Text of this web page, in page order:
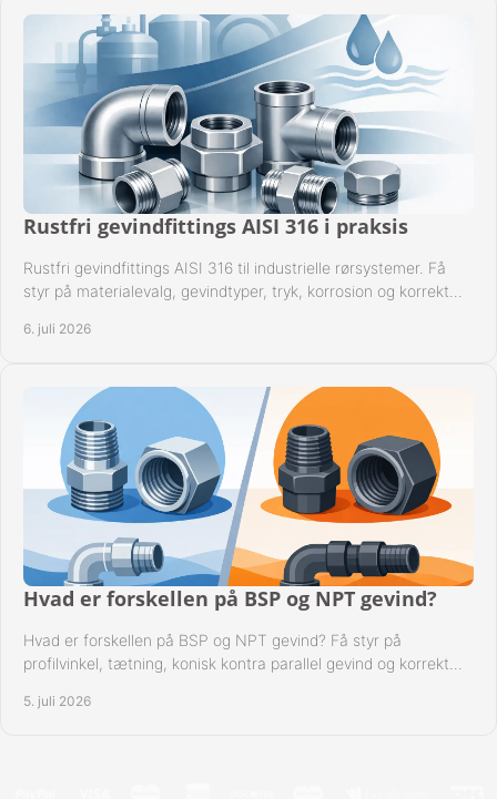
Rustfri gevindfittings AISI 316 i praksis
Rustfri gevindfittings AISI 316 til industrielle rørsystemer. Få
styr på materialevalg, gevindtyper, tryk, korrosion og korrekt
6. juli 2026
Hvad er forskellen på BSP og NPT gevind?
Hvad er forskellen på BSP og NPT gevind? Få styr på
profilvinkel, tætning, konisk kontra parallel gevind og korrekt
5. juli 2026